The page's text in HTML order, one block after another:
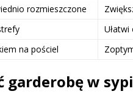
rozmieszczone
na pościel
garderobę w